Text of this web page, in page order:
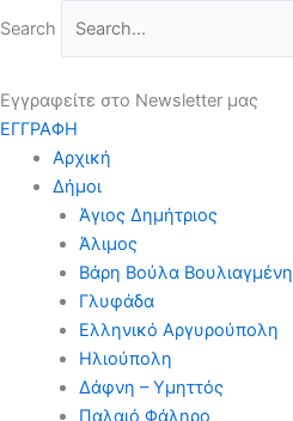
στο
Search
Εγγραφείτε στο Newsletter μας
ΕΓΓΡΑΦΗ
Αρχική
Δήμοι
Άγιος Δημήτριος
Άλιμος
Βάρη Βούλα Βουλιαγμένη
Γλυφάδα
Ελληνικό Αργυρούπολη
Ηλιούπολη
Δάφνη – Υμηττός
Παλαιό Φάληρο